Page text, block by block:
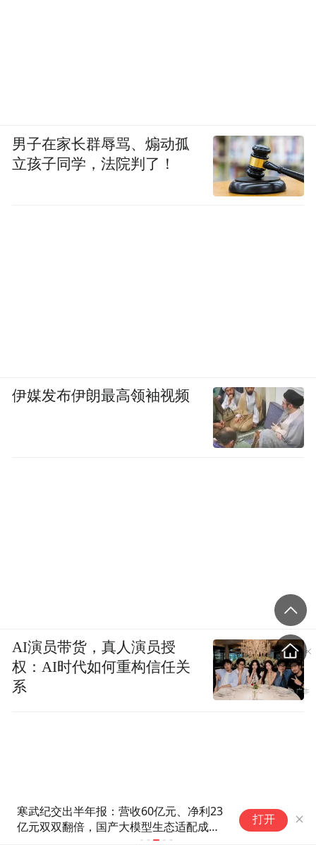
寒武纪交出半年报：营收60亿元、净利23
亿元双双翻倍，国产大模型生态适配成新
打开
男子在家长群辱骂、煽动孤
立孩子同学，法院判了！
伊媒发布伊朗最高领袖视频
AI演员带货，真人演员授
权：AI时代如何重构信任关
系